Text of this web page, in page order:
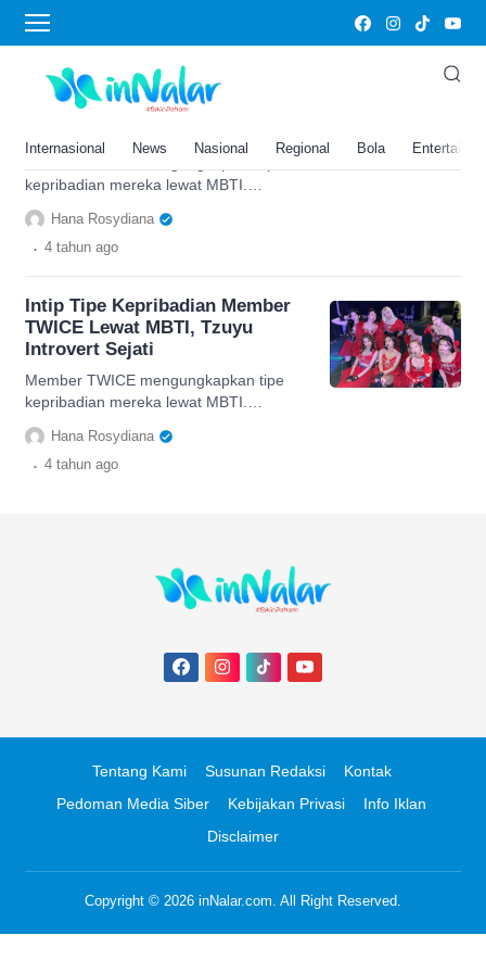
Internasional News Nasional Regional Bola
Member Twice
Intip Tipe Kepribadian Member
TWICE Lewat MBTI, Tzuyu
kepribadian mereka lewat MBTI.
Penasaran dengan hasilnya? Simak
artikel selengkapnya!
Hana Rosydiana
. 4 tahun ago
Intip Tipe Kepribadian Member
TWICE Lewat MBTI, Tzuyu
Introvert Sejati
Member TWICE mengungkapkan tipe
kepribadian mereka lewat MBTI.
Penasaran dengan hasilnya? Simak
artikel selengkapnya!
Hana Rosydiana
. 4 tahun ago
Tentang Kami Susunan Redaksi
Kontak
Pedoman Media Siber
Kebijakan Privasi
Info Iklan
Disclaimer
Copyright © 2026 inNalar.com. All Right Reserved.